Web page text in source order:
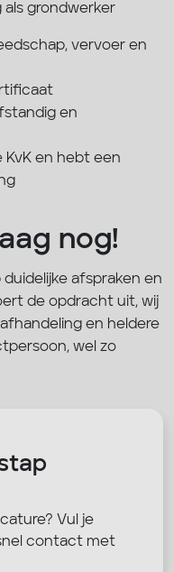
als grondwerker
vervoer en
en
en hebt een
nog!
afspraken en
de opdracht uit, wij
en heldere
wel zo
Vul je
contact met